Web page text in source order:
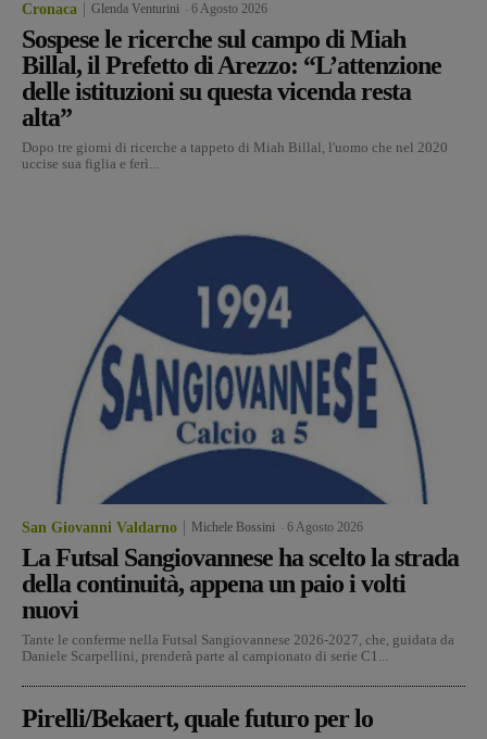
Cronaca Glenda Venturini 6 Agosto 2026
Sospese le ricerche sul campo di Miah
Billal, il Prefetto di Arezzo: “L’attenzione
delle istituzioni su questa vicenda resta
alta”
Dopo tre giorni di ricerche a tappeto di Miah Billal, l'uomo che nel 2020
uccise sua figlia e ferì...
San Giovanni Valdarno Michele Bossini 6 Agosto 2026
La Futsal Sangiovannese ha scelto la strada
della continuità, appena un paio i volti
nuovi
Tante le conferme nella Futsal Sangiovannese 2026-2027, che, guidata da
Daniele Scarpellini, prenderà parte al campionato di serie C1...
Pirelli/Bekaert, quale futuro per lo